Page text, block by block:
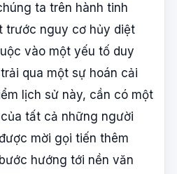
ta trên hành tinh
trước nguy cơ hủy diệt
vào một yếu tố duy
qua một sự hoán cải
lịch sử này, cần có một
tất cả những người
mời gọi tiến thêm
hướng tới nền văn